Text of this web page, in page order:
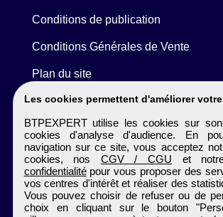
Les cookies permettent d'améliorer
BTPEXPERT utilise les cookies sur
cookies d'analyse d'audience. En
navigation sur ce site, vous acceptez
cookies, nos CGV / CGU et
confidentialitépour vous proposer des
vos centres d'intérêt et réaliser des
Vous pouvez choisir de refuser ou de
choix en cliquant sur le bouton
Conditions de publication
Conditions Générales de Vente
Plan du site